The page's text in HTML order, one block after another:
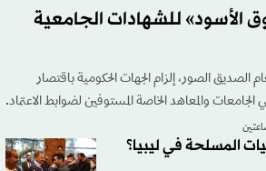
الأسود» للشهادات الجامعية
الصديق الصور، إلزام الجهات الحكومية باقتصار
والمعاهد الخاصة المستوفين لضوابط الاعتماد.
المسلحة في ليبيا؟